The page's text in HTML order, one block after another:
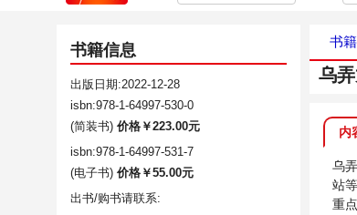
书籍
乌
内
乌
站
重
书籍信息
出版日期:2022-12-28
isbn:978-1-64997-530-0
(简装书) 价格￥223.00元
isbn:978-1-64997-531-7
(电子书) 价格￥55.00元
出书/购书请联系: